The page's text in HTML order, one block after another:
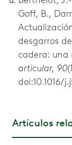
Goff, B.,
desgarros
cadera: una
articular, 90
doi:10.1016/
Artículos